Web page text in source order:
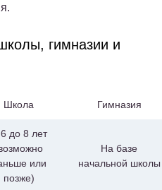
гимназии и
Школа Гимназия
до 8 лет
или
позже)
На базе
начальной школы